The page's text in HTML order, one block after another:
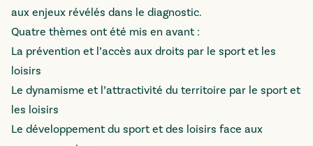
aux enjeux révélés dans le diagnostic.
Quatre thèmes ont été mis en avant :
La prévention et l’accès aux droits par le sport et les
loisirs
Le dynamisme et l’attractivité du territoire par le sport et
les loisirs
Le développement du sport et des loisirs face aux